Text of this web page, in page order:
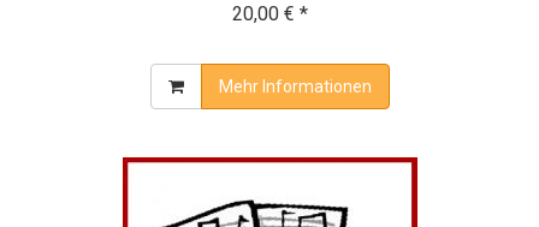
20,00 € *
Mehr Informationen